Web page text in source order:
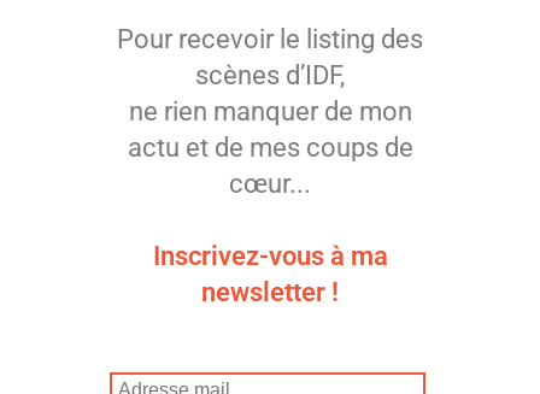
Pour recevoir le listing des
scènes d’IDF,
ne rien manquer de mon
actu et de mes coups de
cœur...
Inscrivez-vous à ma
newsletter !